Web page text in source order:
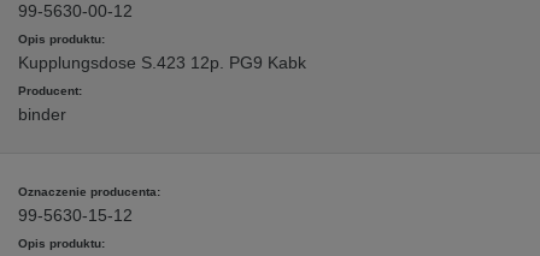
99-5630-00-12
Kupplungsdose S.423 12p. PG9 Kabk
binder
99-5630-15-12